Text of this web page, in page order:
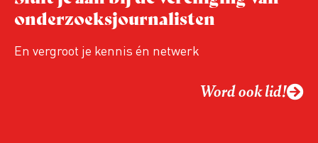
onderzoeksjournalisten
En vergroot je kennis én netwerk
Word ook lid!